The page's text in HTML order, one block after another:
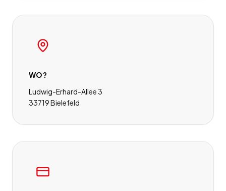
WO?
Ludwig-Erhard-Allee 3
33719 Bielefeld